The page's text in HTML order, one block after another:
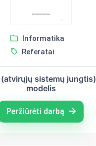
Informatika
Referatai
(atvirųjų sistemų jungtis)
modelis
Peržiūrėti darbą